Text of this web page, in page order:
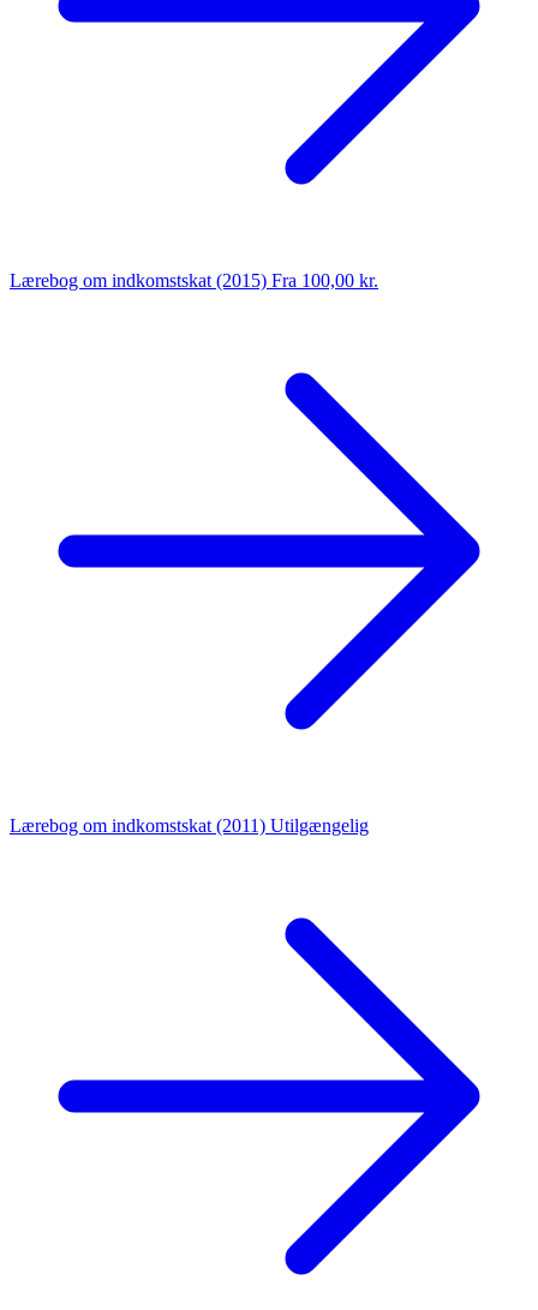
Lærebog om indkomstskat (2015) Fra 100,00 kr.
Lærebog om indkomstskat (2011) Utilgængelig